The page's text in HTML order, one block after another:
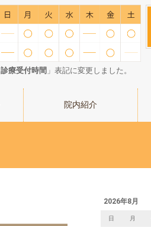
診療受付時間 」表記に変更しました。
院内紹介
2026年8月
日 月